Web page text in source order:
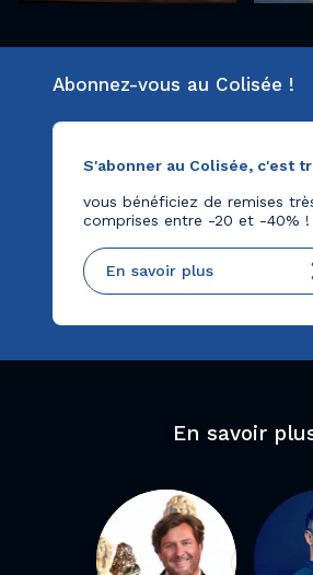
Abonnez-vous au Colisée !
S'abonner au Colisée, c'est
vous bénéficiez de remises
comprises entre -20 et -40% !
En savoir plus
En savoir